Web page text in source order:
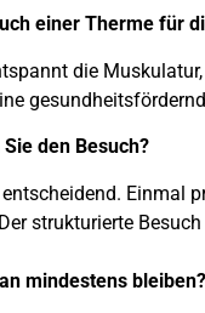
einer Therme für
die
den Besuch?
Einmal
strukturierte
mindestens bleiben?